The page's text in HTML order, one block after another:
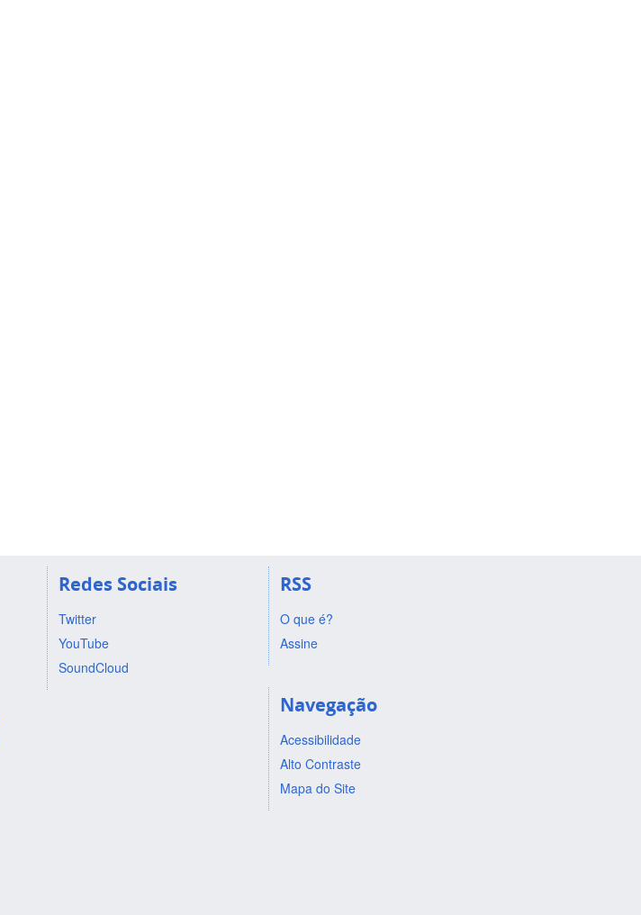
Redes Sociais
Twitter
YouTube
SoundCloud
RSS
O que é?
Assine
Navegação
Acessibilidade
Alto Contraste
Mapa do Site